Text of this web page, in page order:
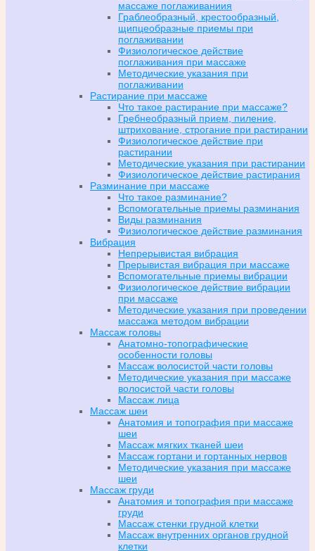
массаже поглаживаниия
Граблеобразный, крестообразный,
щипцеобразные приемы при
поглаживании
Физиологическое действие
поглаживания при массаже
Методические указания при
поглаживании
Растирание при массаже
Что такое растирание при массаже?
Гребнеобразный прием, пиление,
штрихование, строгание при растирании
Физиологическое действие при
растирании
Методические указания при растирании
Физиологическое действие растирания
Разминание при массаже
Что такое разминание?
Вспомогательные приемы разминания
Виды разминания
Физиологическое действие разминания
Вибрация
Непрерывистая вибрация
Прерывистая вибрация при массаже
Вспомогательные приемы вибрации
Физиологическое действие вибрации
при массаже
Методические указания при проведении
массажа методом вибрации
Массаж головы
Анатомно-топографические
особенности головы
Массаж волосистой части головы
Методические указания при массаже
волосистой части головы
Массаж лица
Массаж шеи
Анатомия и топография при массаже
шеи
Массаж мягких тканей шеи
Массаж гортани и гортанных нервов
Методические указания при массаже
шеи
Массаж груди
Анатомия и топография при массаже
груди
Массаж стенки грудной клетки
Массаж внутренних органов грудной
клетки